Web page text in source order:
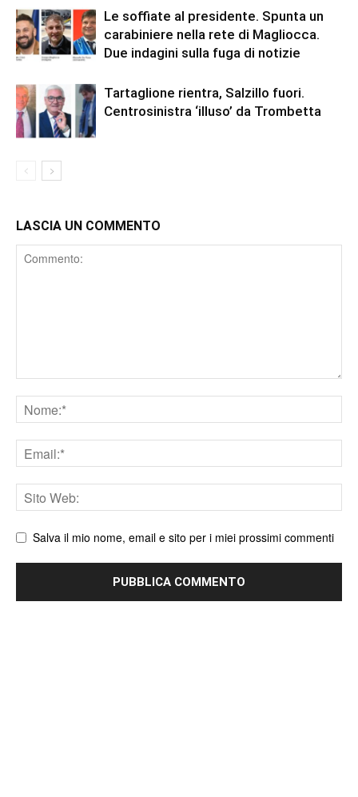
Le soffiate al presidente. Spunta un
carabiniere nella rete di Magliocca.
Due indagini sulla fuga di notizie
Tartaglione rientra, Salzillo fuori.
Centrosinistra ‘illuso’ da Trombetta
LASCIA UN COMMENTO
Comment
Nome
Email
Sito
web
Salva il mio nome, email e sito per i miei prossimi commenti